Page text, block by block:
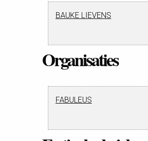
BAUKE LIEVENS
Organisaties
FABULEUS